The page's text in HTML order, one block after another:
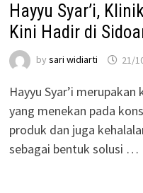
Hayyu Syar’i,
Kini Hadir di
by sari widiarti 21/
Hayyu Syar’i
yang menekan pada
produk dan juga
sebagai bentuk solusi …